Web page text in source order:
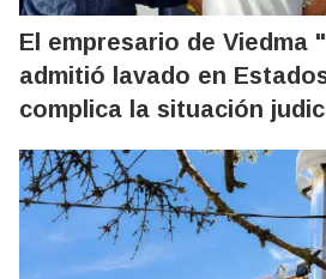
El empresario de Viedma
admitió lavado en
complica la situación